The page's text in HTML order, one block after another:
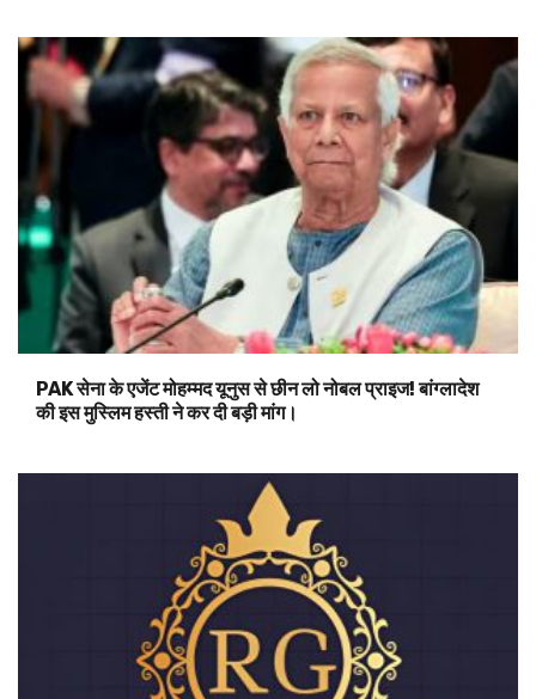
PAK सेना के एजेंट मोहम्मद यूनुस से छीन लो नोबल प्राइज! बांग्लादेश
की इस मुस्लिम हस्ती ने कर दी बड़ी मांग।